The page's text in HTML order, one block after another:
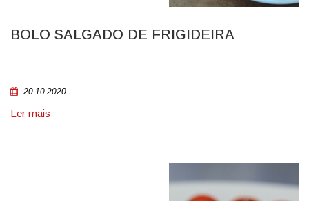
BOLO SALGADO DE FRIGIDEIRA
20.10.2020
Ler mais